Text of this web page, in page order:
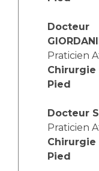
Protection
Sécurité
Les
Praticien
Pied
Docteur
Praticien
Pied